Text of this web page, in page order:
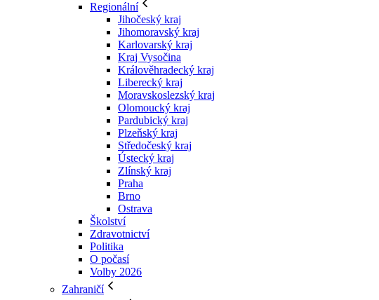
Regionální
Jihočeský kraj
Jihomoravský kraj
Karlovarský kraj
Kraj Vysočina
Králověhradecký kraj
Liberecký kraj
Moravskoslezský kraj
Olomoucký kraj
Pardubický kraj
Plzeňský kraj
Středočeský kraj
Ústecký kraj
Zlínský kraj
Praha
Brno
Ostrava
Školství
Zdravotnictví
Politika
O počasí
Volby 2026
Zahraničí